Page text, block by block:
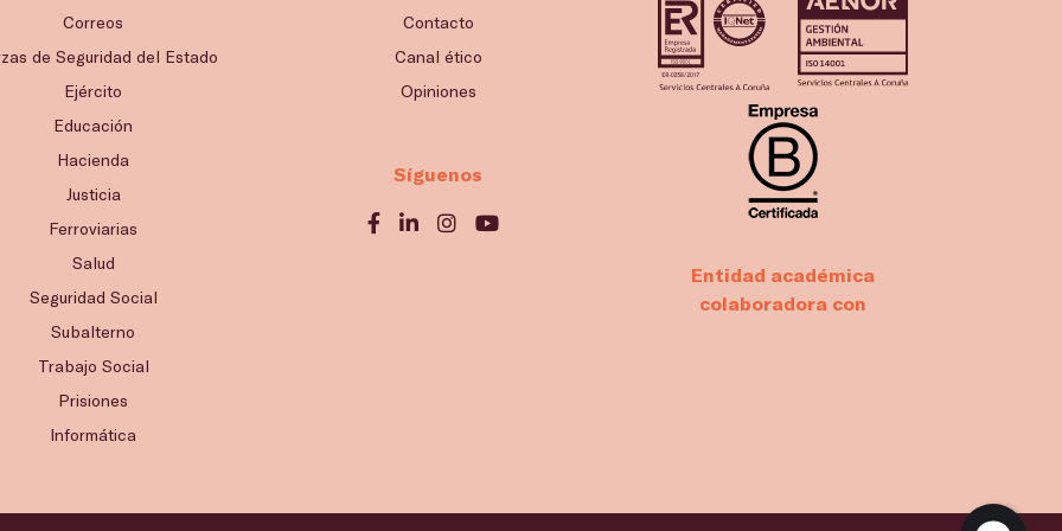
Correos
de Seguridad del Estado
Ejército
Educación
Hacienda
Justicia
Ferroviarias
Salud
Seguridad Social
Subalterno
Trabajo Social
Prisiones
Informática
Contacto
Canal ético
Opiniones
Síguenos
Entidad académica
colaboradora con